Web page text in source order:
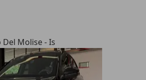
Molise - Is